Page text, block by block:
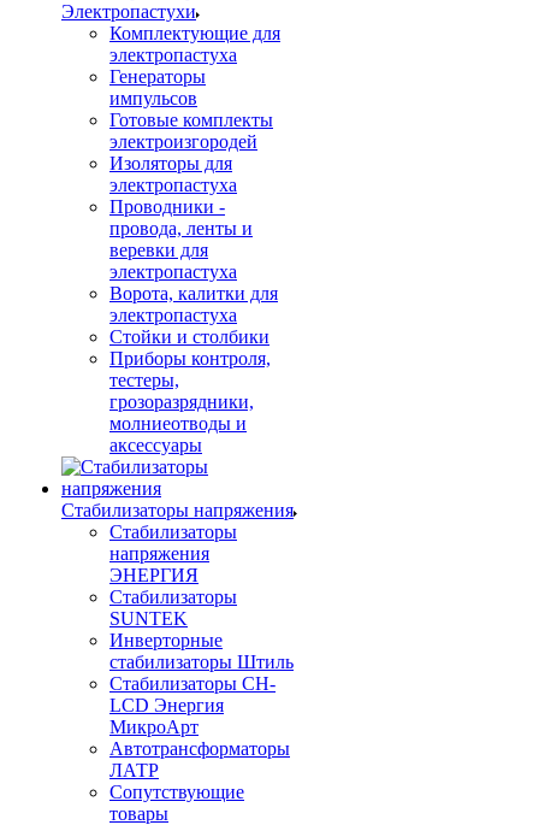
Электропастухи
Комплектующие для
электропастуха
Генераторы
импульсов
Готовые комплекты
электроизгородей
Изоляторы для
электропастуха
Проводники -
провода, ленты и
веревки для
электропастуха
Ворота, калитки для
электропастуха
Стойки и столбики
Приборы контроля,
тестеры,
грозоразрядники,
молниеотводы и
аксессуары
Стабилизаторы напряжения
Стабилизаторы
напряжения
ЭНЕРГИЯ
Стабилизаторы
SUNTEK
Инверторные
стабилизаторы Штиль
Стабилизаторы СН-
LCD Энepгия
МикроАрт
Автотрансформаторы
ЛАТР
Сопутствующие
товары